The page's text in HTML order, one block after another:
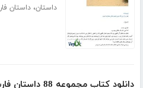
داستان،داستان
دانلود کتاب مجموعه 88 داستان فارسی